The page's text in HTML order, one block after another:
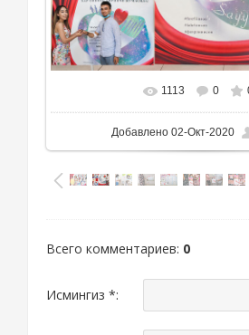
В реальном размере
1113 0
Добавлено02-Окт-2020
Всего комментариев: 0
Исмингиз *: